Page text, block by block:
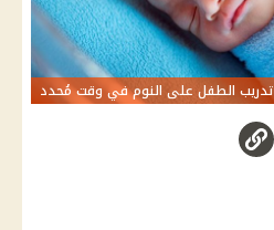
تدريب الطفل على النوم في وقت مُحدد